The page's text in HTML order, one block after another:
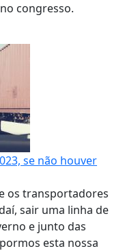
congresso.
se não houver
os transportadores
sair uma linha de
e junto das
esta nossa